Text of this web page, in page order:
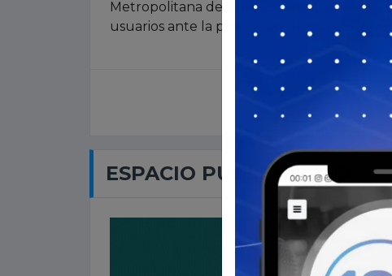
Metropolitana de Buenos Aires (AMBA), y
usuarios ante la posibilidad de nuevas
ESPACIO PUBLICITARIO